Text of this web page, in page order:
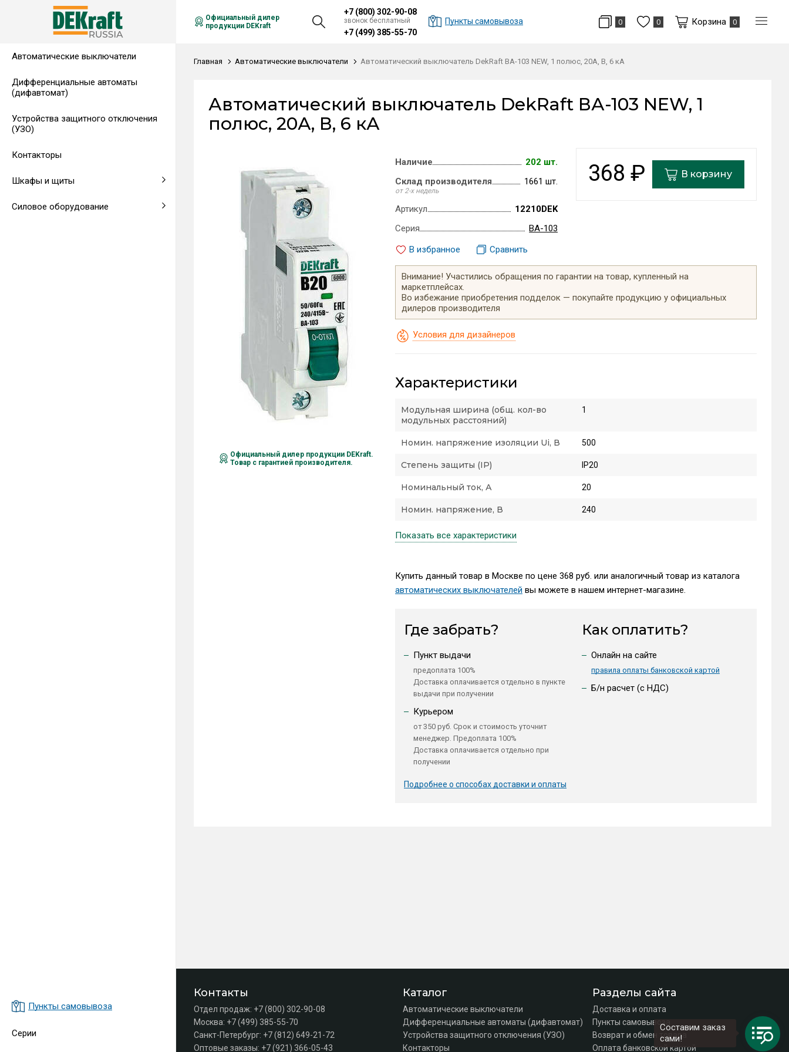
Автоматические выключатели
Дифференциальные автоматы
(дифавтомат)
Устройства защитного отключения
(УЗО)
Контакторы
Шкафы и щиты
Распределительные щиты,
Напольные щиты
Клеммы и комплектующие
Клеммы на DIN-рейку
Аксессуары для щитов
Силовое оборудование
Автоматические выключатели в
Аксессуары
Предохранители
Щитовые приборы
Амперметры
Автоматические воздушные
выключатели
Воздушные автоматические
Пункты самовывоза
Серии
Официальный дилер
продукции DEKraft
+7 (800) 302-90-08
звонок бесплатный
+7 (499) 385-55-70
Пункты самовывоза 0 0 Корзина 0
Главная Автоматические выключатели Автоматический выключатель DekRaft ВА-103 NEW, 1 полюс, 20А, В, 6 кА
Автоматический выключатель DekRaft ВА-103 NEW, 1
полюс, 20А, В, 6 кА
Официальный дилер продукции DEKraft.
Товар с гарантией производителя.
368 ₽ В корзину
Наличие
202 шт.
Склад производителя
от 2-х недель
1661 шт.
Артикул
12210DEK
Серия
ВА-103
В избранное
Сравнить
Внимание! Участились обращения по гарантии на товар, купленный на
маркетплейсах.
Во избежание приобретения подделок — покупайте продукцию у официальных
дилеров производителя
Условия для дизайнеров
Характеристики
Модульная ширина (общ. кол-во
модульных расстояний)
1
Номин. напряжение изоляции Ui, В 500
Степень защиты (IP) IP20
Номинальный ток, А 20
Номин. напряжение, В 240
Показать все характеристики
Купить данный товар в Москве по цене 368 руб. или аналогичный товар из каталога
автоматических выключателей вы можете в нашем интернет-магазине.
Где забрать?
Пункт выдачи
предоплата 100%
Доставка оплачивается отдельно в пункте
выдачи при получении
Курьером
от 350 руб. Срок и стоимость уточнит
менеджер. Предоплата 100%
Доставка оплачивается отдельно при
получении
Подробнее о способах доставки и оплаты
Как оплатить?
Онлайн на сайте
правила оплаты банковской картой
Б/н расчет (c НДС)
Контакты
Отдел продаж: +7 (800) 302-90-08
Москва: +7 (499) 385-55-70
Санкт-Петербург: +7 (812) 649-21-72
Оптовые заказы: +7 (921) 366-05-43
Каталог
Автоматические выключатели
Дифференциальные автоматы (дифавтомат)
Устройства защитного отключения (УЗО)
Контакторы
Разделы сайта
Доставка и оплата
Пункты самовывоза
Возврат и обмен товара
Оплата банковской картой
Составим заказ
сами!